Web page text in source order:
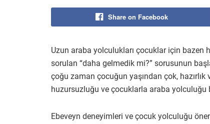
Share on Facebook
Uzun araba yolculukları çocuklar için
sorulan “daha gelmedik mi?” sorusunun
çoğu zaman çocuğun yaşından çok,
huzursuzluğu ve çocuklarla araba
Ebeveyn deneyimleri ve çocuk yolculuğu